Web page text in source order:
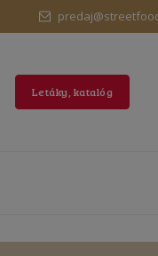
Letáky, katalóg